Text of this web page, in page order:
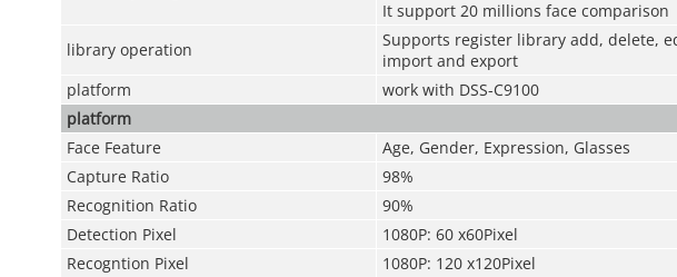
It support 20 millions face comparison
library operation
Supports register library add, delete,
import and export
platform
work with DSS-C9100
platform
Face Feature
Age, Gender, Expression, Glasses
Capture Ratio
98%
Recognition Ratio
90%
Detection Pixel
1080P: 60 x60Pixel
Recogntion Pixel
1080P: 120 x120Pixel